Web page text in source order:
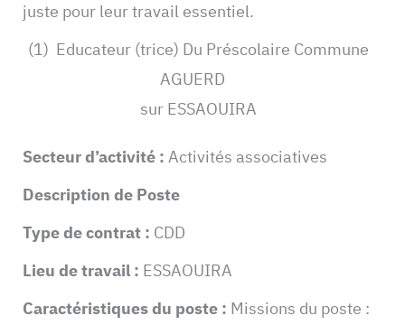
juste pour leur travail essentiel.
(1) Educateur (trice) Du Préscolaire Commune
AGUERD
sur ESSAOUIRA
Secteur d’activité :Activités associatives
Description de Poste
Type de contrat : CDD
Lieu de travail : ESSAOUIRA
Caractéristiques du poste : Missions du poste :